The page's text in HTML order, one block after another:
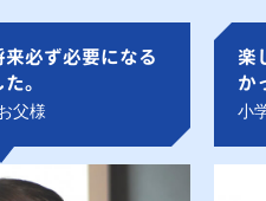
必ず必要になる
。
父様
楽
か
小